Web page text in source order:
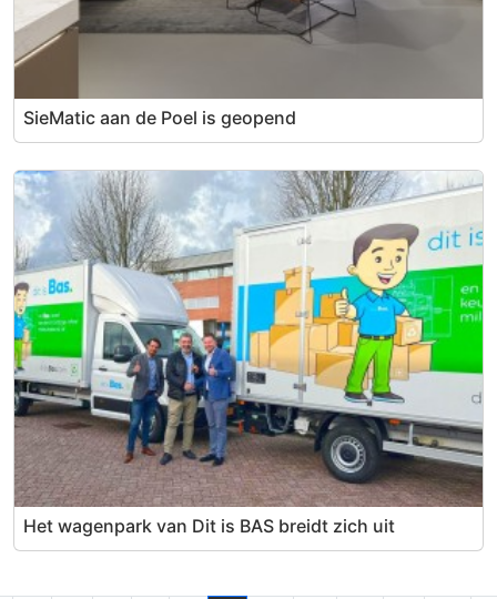
SieMatic aan de Poel is geopend
Het wagenpark van Dit is BAS breidt zich uit